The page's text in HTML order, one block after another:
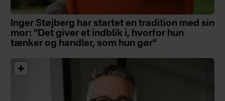
Inger Støjberg har startet en tradition med sin
mor: ”Det giver et indblik i, hvorfor hun
tænker og handler, som hun gør”